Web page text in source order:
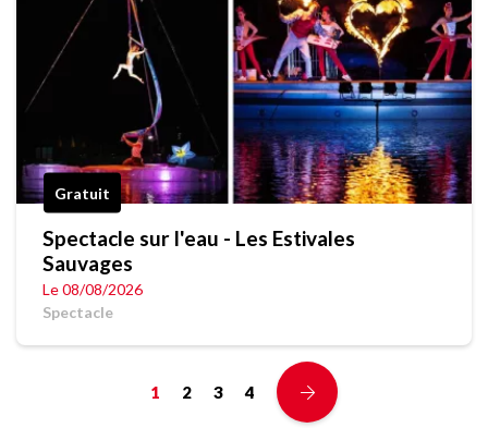
Gratuit
Spectacle sur l'eau - Les Estivales
Sauvages
Le 08/08/2026
Spectacle
1 2 3 4